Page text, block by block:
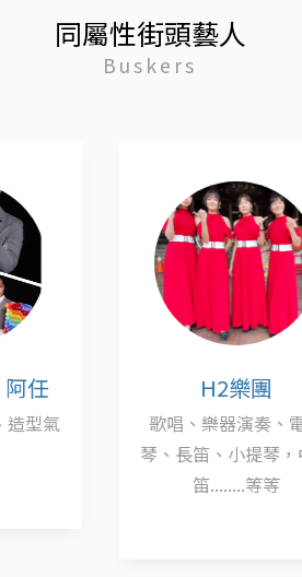
同屬性街頭藝人
Buskers
歌唱、樂器演奏、電子
琴、長笛、小提琴，中國
笛........等等